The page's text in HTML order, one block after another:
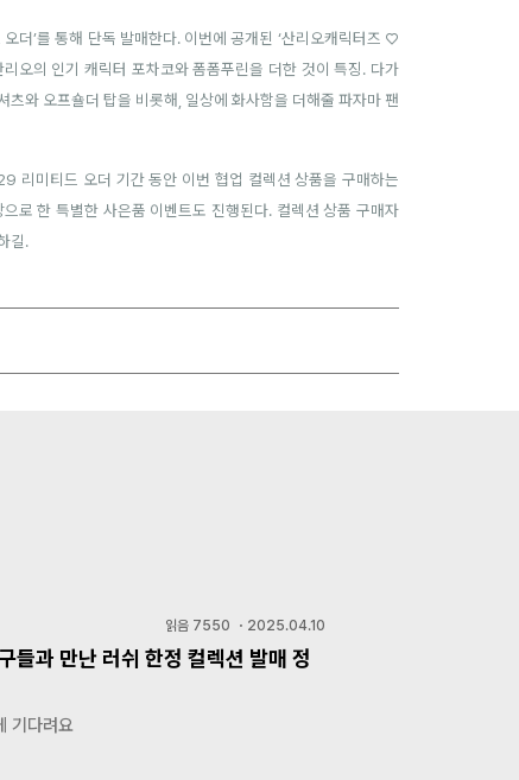
더’를 통해 단독 발매한다. 이번에 공개된 ‘산리오캐릭터즈 ♡
오의 인기 캐릭터 포차코와 폼폼푸린을 더한 것이 특징. 다가
와 오프숄더 탑을 비롯해, 일상에 화사함을 더해줄 파자마 팬
리미티드 오더 기간 동안 이번 협업 컬렉션 상품을 구매하는
로 한 특별한 사은품 이벤트도 진행된다. 컬렉션 상품 구매자
길.
읽음 7550 ・ 2025.04.10
들과 만난 러쉬 한정 컬렉션 발매 정
기다려요